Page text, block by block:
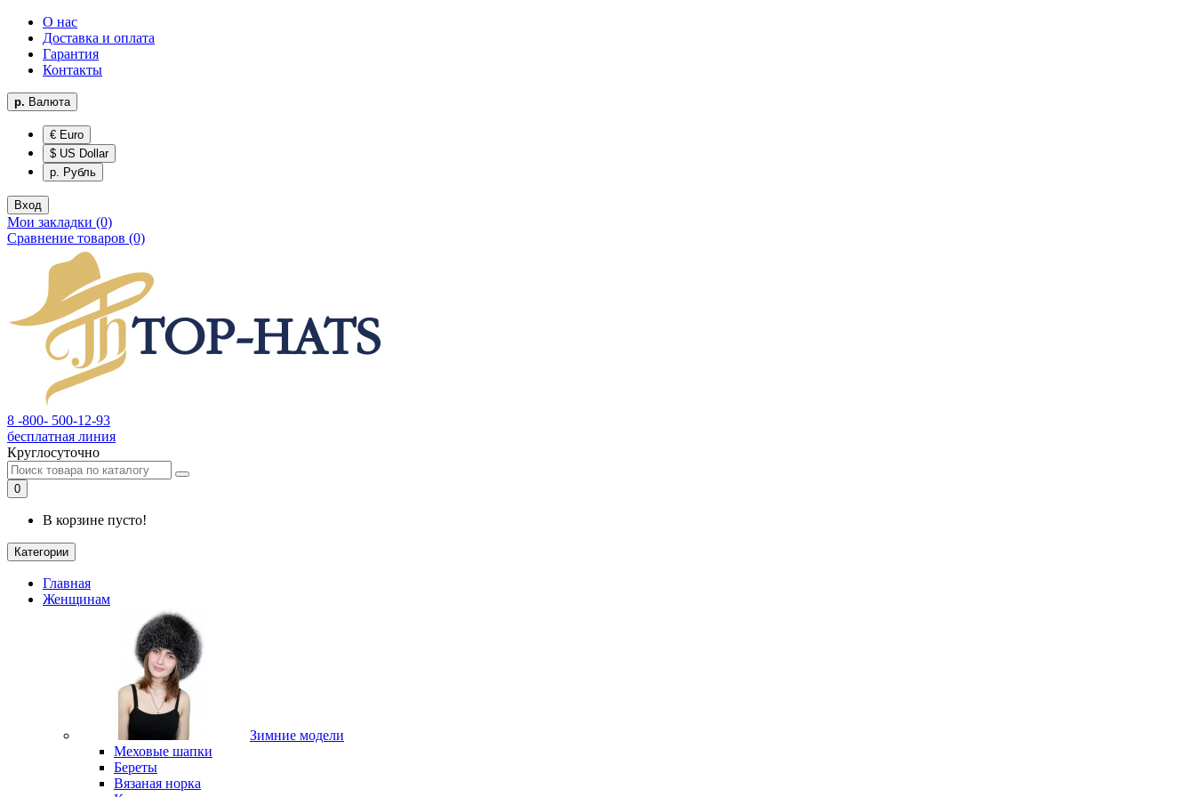
О нас
Доставка и оплата
Гарантия
Контакты
р. Валюта
€ Euro
$ US Dollar
р. Рубль
Вход
Мои закладки (0)
Сравнение товаров (0)
8 -800- 500-12-93
бесплатная линия
Круглосуточно
0
В корзине пусто!
Категории
Главная
Женщинам
Зимние модели
Меховые шапки
Береты
Вязаная норка